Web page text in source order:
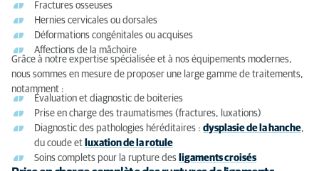
Fractures osseuses
Hernies cervicales ou dorsales
Déformations congénitales ou acquises
Affections de la mâchoire
Grâce à notre expertise spécialisée et à nos équipements modernes,
nous sommes en mesure de proposer une large gamme de traitements,
notamment :
Évaluation et diagnostic de boiteries
Prise en charge des traumatismes (fractures, luxations)
Diagnostic des pathologies héréditaires : dysplasie de la hanche,
du coude et luxation de la rotule
Soins complets pour la rupture des ligaments croisés